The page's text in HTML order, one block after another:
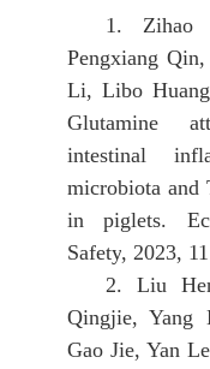
1.
Pengxiang
Li, Libo
Glutamine
intestinal
microbiota and
in piglets.
Safety, 2023, 11
2. Liu H
Qingjie, Yang
Gao Jie, Yan L